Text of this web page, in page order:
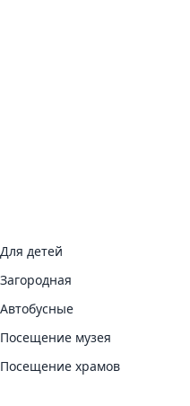
Для детей
Загородная
Автобусные
Посещение музея
Посещение храмов